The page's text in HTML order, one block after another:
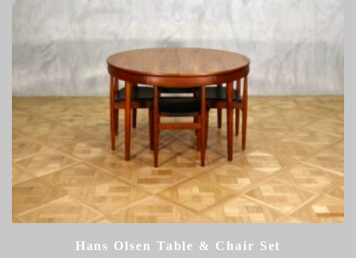
Hans Olsen Table & Chair Set